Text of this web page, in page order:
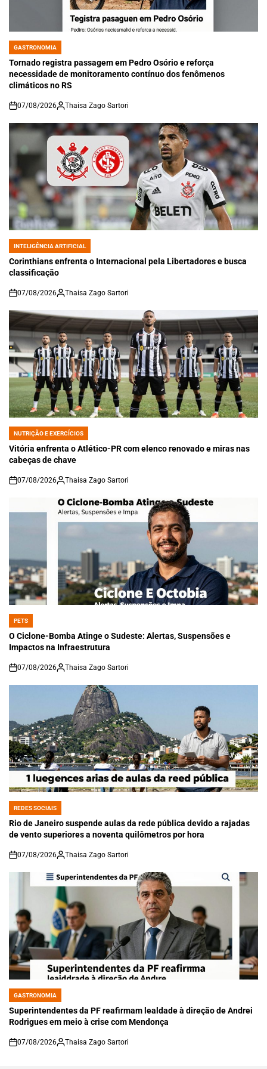
POSTED
IN
GASTRONOMIA
Tornado registra passagem em Pedro Osório e reforça
necessidade de monitoramento contínuo dos fenômenos
climáticos no RS
on
07/08/2026 Thaisa Zago Sartori
POSTED
IN
INTELIGÊNCIA ARTIFICIAL
Corinthians enfrenta o Internacional pela Libertadores e busca
classificação
on
07/08/2026 Thaisa Zago Sartori
POSTED
IN
NUTRIÇÃO E EXERCÍCIOS
Vitória enfrenta o Atlético-PR com elenco renovado e miras nas
cabeças de chave
on
07/08/2026 Thaisa Zago Sartori
POSTED
IN
PETS
O Ciclone-Bomba Atinge o Sudeste: Alertas, Suspensões e
Impactos na Infraestrutura
on
07/08/2026 Thaisa Zago Sartori
POSTED
IN
REDES SOCIAIS
Rio de Janeiro suspende aulas da rede pública devido a rajadas
de vento superiores a noventa quilômetros por hora
on
07/08/2026 Thaisa Zago Sartori
POSTED
IN
GASTRONOMIA
Superintendentes da PF reafirmam lealdade à direção de Andrei
Rodrigues em meio à crise com Mendonça
on
07/08/2026 Thaisa Zago Sartori